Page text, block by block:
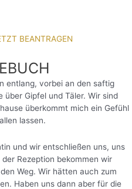
BEANTRAGEN
entlang, vorbei an den saftig
über Gipfel und Täler. Wir sind
überkommt mich ein Gefühl
lassen.
und wir entschließen uns, uns
Rezeption bekommen wir
Weg. Wir hätten auch zum
Haben uns dann aber für die